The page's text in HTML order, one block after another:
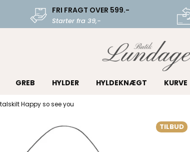
FRI FRAGT OVER 599.-
Starter fra 39,-
GREB HYLDER HYLDEKNÆGT KURVE
Happy so see you
TILBUD